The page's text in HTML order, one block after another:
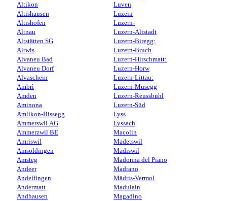
Altikon
Altishausen
Altishofen
Altnau
Altstätten SG
Altwis
Alvaneu Bad
Alvaneu Dorf
Alvaschein
Ambrì
Amden
Aminona
Amlikon-Bissegg
Ammerswil AG
Ammerzwil BE
Amriswil
Amsoldingen
Amsteg
Andeer
Andelfingen
Andermatt
Andhausen
Luven
Luzein
Luzern-
Luzern-Altstadt
Luzern-Biregg:
Luzern-Bruch
Luzern-Hirschmatt:
Luzern-Horw
Luzern-Littau:
Luzern-Musegg
Luzern-Reussbühl
Luzern-Süd
Lyss
Lyssach
Macolin
Madetswil
Madiswil
Madonna del Piano
Madrano
Mädris-Vermol
Madulain
Magadino